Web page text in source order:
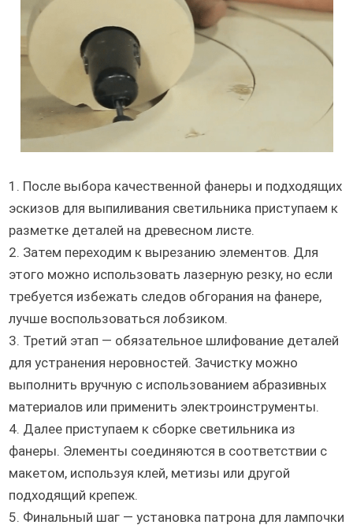
1. После выбора качественной фанеры и подходящих
эскизов для выпиливания светильника приступаем к
разметке деталей на древесном листе.
2. Затем переходим к вырезанию элементов. Для
этого можно использовать лазерную резку, но если
требуется избежать следов обгорания на фанере,
лучше воспользоваться лобзиком.
3. Третий этап — обязательное шлифование деталей
для устранения неровностей. Зачистку можно
выполнить вручную с использованием абразивных
материалов или применить электроинструменты.
4. Далее приступаем к сборке светильника из
фанеры. Элементы соединяются в соответствии с
макетом, используя клей, метизы или другой
подходящий крепеж.
5. Финальный шаг — установка патрона для лампочки